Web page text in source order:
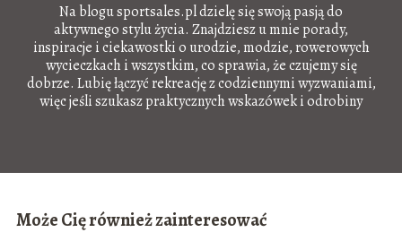
Na blogu sportsales.pl dzielę się swoją pasją do
aktywnego stylu życia. Znajdziesz u mnie porady,
inspiracje i ciekawostki o urodzie, modzie, rowerowych
wycieczkach i wszystkim, co sprawia, że czujemy się
dobrze. Lubię łączyć rekreację z codziennymi wyzwaniami,
więc jeśli szukasz praktycznych wskazówek i odrobiny
Może Cię również zainteresować